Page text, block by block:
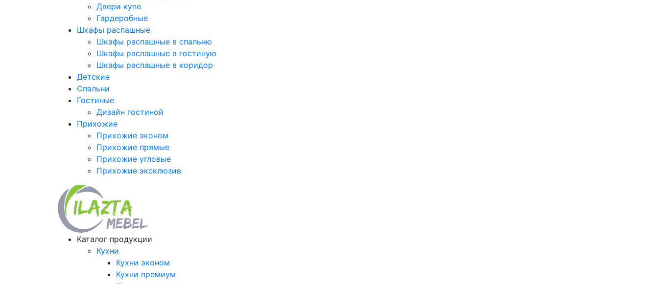
Двери купе
Гардеробные
Шкафы распашные
Шкафы распашные в спальню
Шкафы распашные в гостиную
Шкафы распашные в коридор
Детские
Спальни
Гостиные
Дизайн гостиной
Прихожие
Прихожие эконом
Прихожие прямые
Прихожие угловые
Прихожие эксклюзив
Каталог продукции
Кухни
Кухни эконом
Кухни премиум